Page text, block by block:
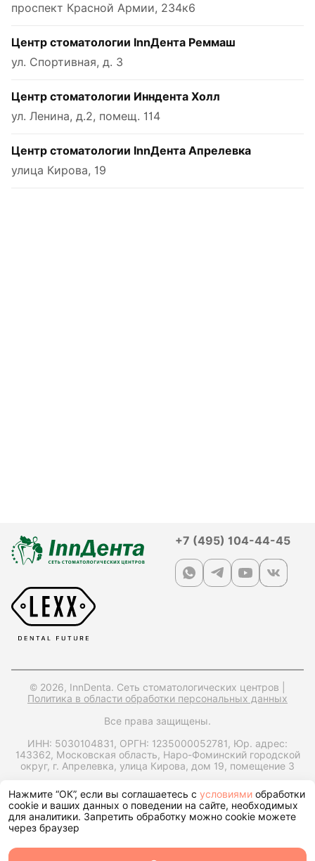
проспект Красной Армии, 234к6
Центр стоматологии InnДента Реммаш
ул. Спортивная, д. 3
Центр стоматологии Инндента Холл
ул. Ленина, д.2, помещ. 114
Центр стоматологии InnДента Апрелевка
улица Кирова, 19
+7 (495) 104-44-45
© 2026, InnDenta. Сеть стоматологических центров |
Политика в области обработки персональных данных
Все права защищены.
ИНН: 5030104831, ОРГН: 1235000052781, Юр. адрес:
143362, Московская область, Наро-Фоминский городской
округ, г. Апрелевка, улица Кирова, дом 19, помещение 3
Запрос справки на налоговый вычет
Нажмите “ОК”, если вы соглашаетесь с условиями обработки
cookie и ваших данных о поведении на сайте, необходимых
для аналитики. Запретить обработку можно cookie можете
через браузер